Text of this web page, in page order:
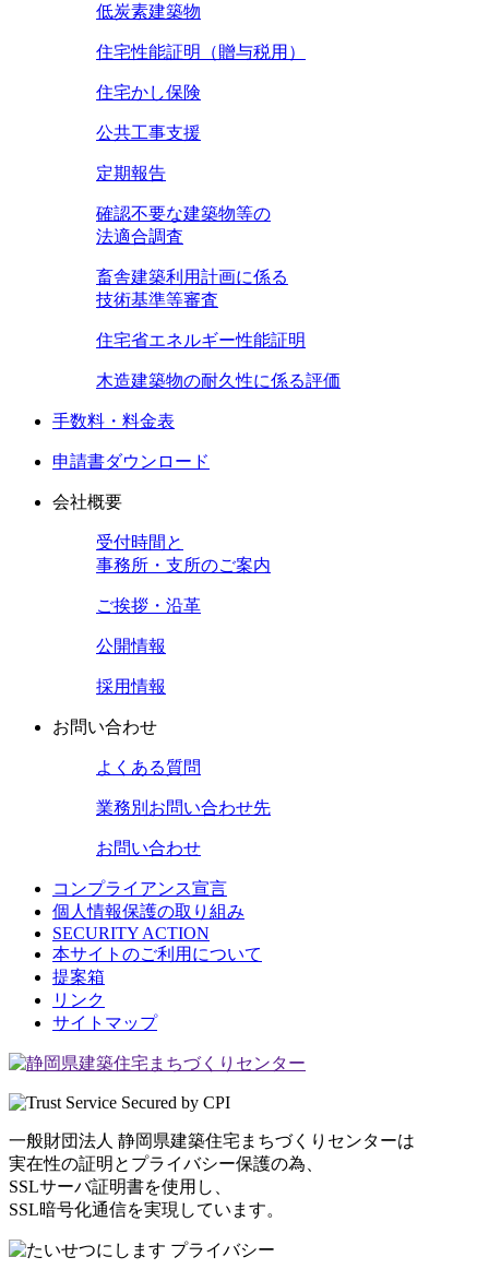
低炭素建築物
住宅性能証明（贈与税用）
住宅かし保険
公共工事支援
定期報告
確認不要な建築物等の
法適合調査
畜舎建築利用計画に係る
技術基準等審査
住宅省エネルギー性能証明
木造建築物の耐久性に係る評価
手数料・料金表
申請書ダウンロード
会社概要
受付時間と
事務所・支所のご案内
ご挨拶・沿革
公開情報
採用情報
お問い合わせ
よくある質問
業務別 お問い合わせ先
お問い合わせ
コンプライアンス宣言
個人情報保護の取り組み
SECURITY ACTION
本サイトのご利用について
提案箱
リンク
サイトマップ
一般財団法人 静岡県建築住宅まちづくりセンターは
実在性の証明とプライバシー保護の為、
SSLサーバ証明書を使用し、
SSL暗号化通信を実現しています。